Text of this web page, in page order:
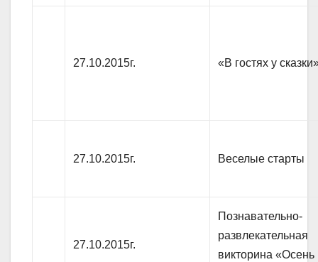
27.10.2015г. «В гостях у
27.10.2015г. Веселые старты
27.10.2015г.
Познавательно-
развлекательная
викторина «Осень